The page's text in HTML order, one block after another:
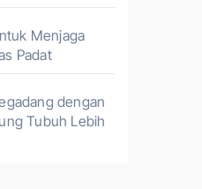
Menjaga
Padat
dengan
Tubuh Lebih